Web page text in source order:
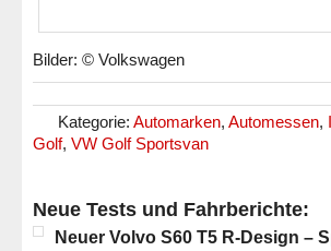
Bilder: © Volkswagen
Kategorie: Automarken, Automessen,
Golf, VW Golf Sportsvan
Neue Tests und Fahrberichte:
Neuer Volvo S60 T5 R-Design –